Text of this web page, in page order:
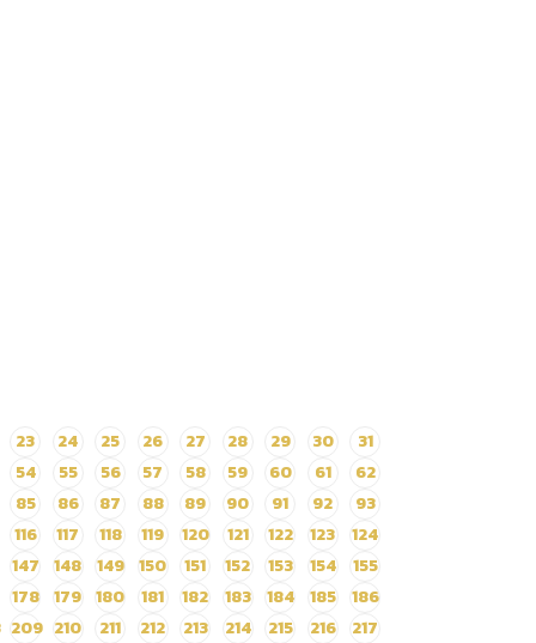
23 24 25 26 27 28 29 30
31
54 55 56 57 58 59 60 61
62
85 86 87 88 89 90 91 92
93
116 117 118 119 120 121 122 123
124
147 148 149 150 151 152 153 154
155
178 179 180 181 182 183 184 185
186
209 210 211 212 213 214 215 216 217